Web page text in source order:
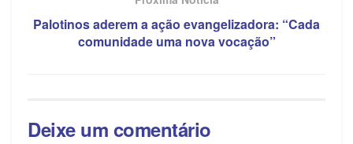
Palotinos aderem a ação evangelizadora: “Cada
comunidade uma nova vocação”
Deixe um comentário